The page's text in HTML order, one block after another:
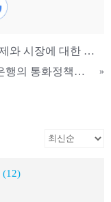
과연 미 연준은 금리를 동결 할까?: 경제와 시장에 대한 그림자
포웰 연준 의장의 언론 회견: 미국 중앙은행의 통화정책과 앞으로의 길
»
(12)